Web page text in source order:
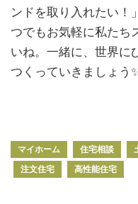
ンドを取り入れたい！
つでもお気軽に私たち
いね。一緒に、世界に
つくっていきましょう
マイホーム 住宅相談
注文住宅
高性能住宅